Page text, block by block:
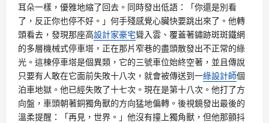
耳朵一樣，優雅地縮了回去。同時發出低語：「你還是別看
了，反正你也停不好。」何手殘感覺心臟快要跳出來了。他轉
頭看去，發現那座高設計家豪宅聳入雲、覆蓋著鏽跡斑斑鐵網
的多層機械式停車塔，正在那片窄巷的盡頭散發出不正常的綠
光。這棟停車塔是個異類，它的三號車位始終空著，並且傳說
只要有人敢在它面前失敗十八次，就會被傳送到一綠設計師個
泊車地獄。他已經失敗了十七次。現在是第十八次。他打了方
向盤，車頭朝著銅獨角獸的方向猛地偏轉。後視鏡發出最後的
溫柔提醒：「再見，世界。」他沒有撞上獨角獸，但他那顫抖